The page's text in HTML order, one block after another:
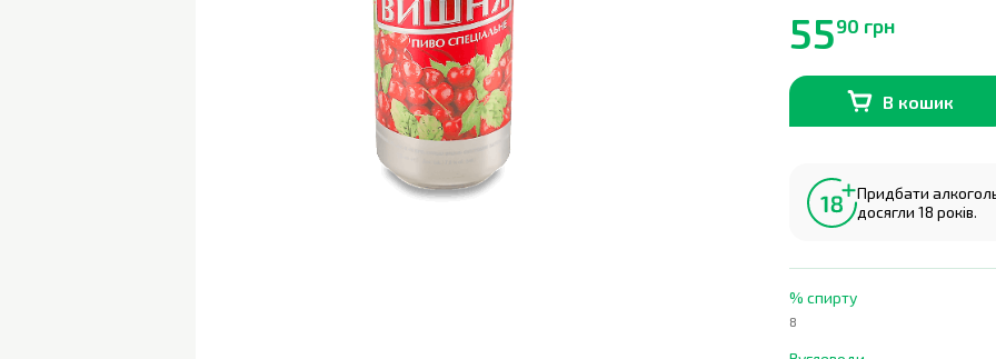
5590 грн
В кошик
Придбати
досягли 18 років.
% спирту
8